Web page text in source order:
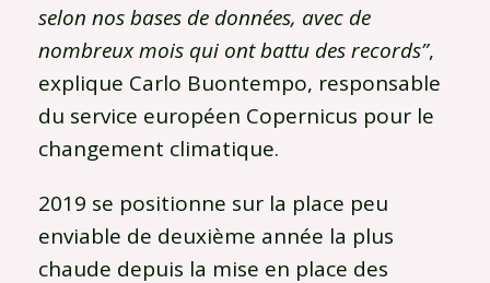
selon nos bases de données, avec de
nombreux mois qui ont battu des records”,
explique Carlo Buontempo, responsable
du service européen Copernicus pour le
changement climatique.
2019 se positionne sur la place peu
enviable de deuxième année la plus
chaude depuis la mise en place des